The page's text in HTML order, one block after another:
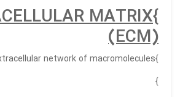
}
MATRIX
(ECM)
}Extracellular network of macromolecules
}